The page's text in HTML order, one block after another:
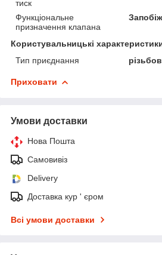
тиск
Функціональне
призначення клапана
Користувальницькі
Тип приєднання
Приховати
Умови доставки
Нова Пошта
Самовивіз
Delivery
Доставка кур ' єром
Всі умови доставки